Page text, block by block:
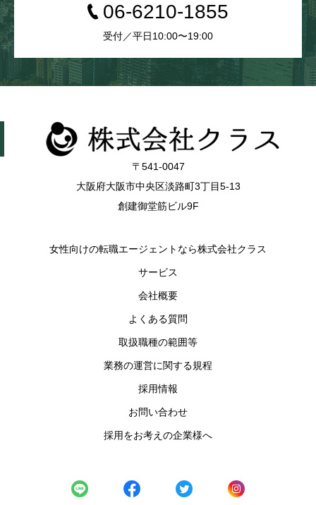
06-6210-1855
受付／平日10:00〜19:00
〒541-0047
大阪府大阪市中央区淡路町3丁目5-13
創建御堂筋ビル9F
女性向けの転職エージェントなら株式会社クラス
サービス
会社概要
よくある質問
取扱職種の範囲等
業務の運営に関する規程
採用情報
お問い合わせ
採用をお考えの企業様へ